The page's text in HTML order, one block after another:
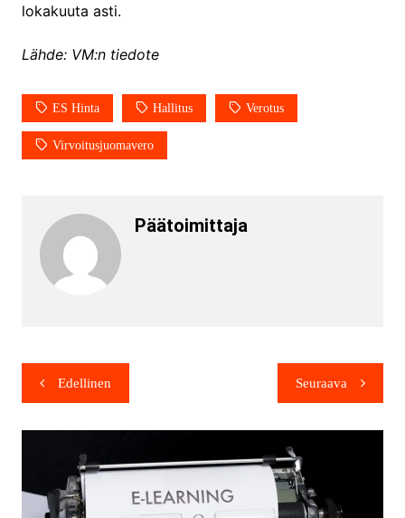
lokakuuta asti.
Lähde: VM:n tiedote
ES Hinta Hallitus Verotus
Virvoitusjuomavero
Päätoimittaja
Edellinen Seuraava